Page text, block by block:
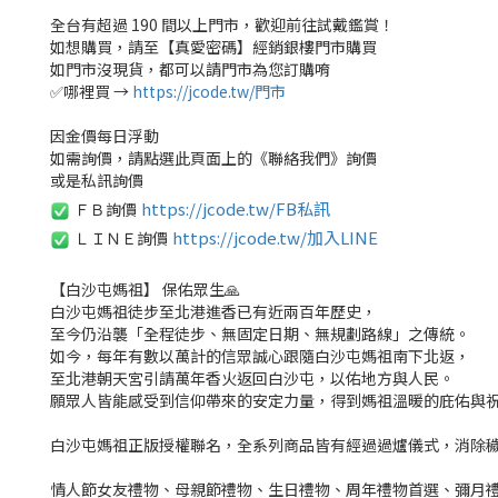
全台有超過 190 間以上門市，歡迎前往試戴鑑賞！
如想購買，請至【真愛密碼】經銷銀樓門市購買
如門市沒現貨，都可以請門市為您訂購唷
✅哪裡買 → https://jcode.tw/門市
因金價每日浮動
如需詢價，請點選此頁面上的《聯絡我們》詢價
或是私訊詢價
✅ ＦＢ詢價 https://jcode.tw/FB私訊
✅ ＬＩＮＥ詢價 https://jcode.tw/加入LINE
【白沙屯媽祖】 保佑眾生🙏
白沙屯媽祖徒步至北港進香已有近兩百年歷史，
至今仍沿襲「全程徒步、無固定日期、無規劃路線」之傳統。
如今，每年有數以萬計的信眾誠心跟隨白沙屯媽祖南下北返，
至北港朝天宮引請萬年香火返回白沙屯，以佑地方與人民。
願眾人皆能感受到信仰帶來的安定力量，得到媽祖溫暖的庇佑與
白沙屯媽祖正版授權聯名，全系列商品皆有經過過爐儀式，消除
情人節女友禮物、母親節禮物、生日禮物、周年禮物首選、彌月